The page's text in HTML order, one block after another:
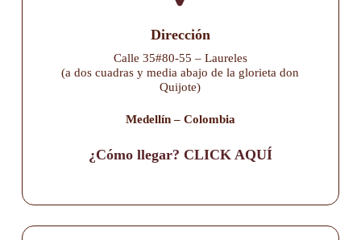
Dirección
Calle 35#80-55 – Laureles
(a dos cuadras y media abajo de la glorieta don
Quijote)
Medellín – Colombia
¿Cómo llegar? CLICK AQUÍ